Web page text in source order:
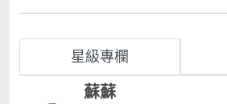
星級專欄
蘇蘇